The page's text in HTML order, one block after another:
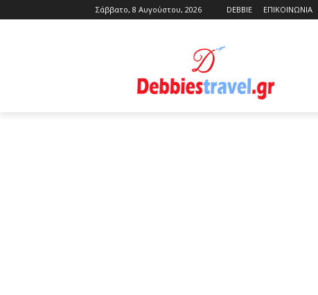
Σάββατο, 8 Αυγούστου, 2026 DEBBIE ΕΠΙΚΟΙΝΩΝΙΑ